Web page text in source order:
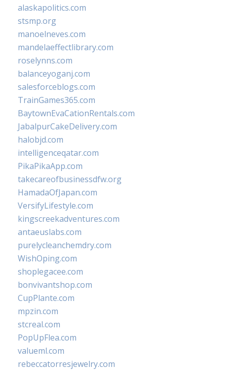
alaskapolitics.com
stsmp.org
manoelneves.com
mandelaeffectlibrary.com
roselynns.com
balanceyoganj.com
salesforceblogs.com
TrainGames365.com
BaytownEvaCationRentals.com
JabalpurCakeDelivery.com
halobjd.com
intelligenceqatar.com
PikaPikaApp.com
takecareofbusinessdfw.org
HamadaOfJapan.com
VersifyLifestyle.com
kingscreekadventures.com
antaeuslabs.com
purelycleanchemdry.com
WishOping.com
shoplegacee.com
bonvivantshop.com
CupPlante.com
mpzin.com
stcreal.com
PopUpFlea.com
valueml.com
rebeccatorresjewelry.com